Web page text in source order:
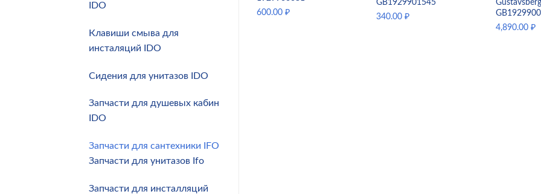
IDO
Клавиши смыва для
инсталяций IDO
Сидения для унитазов IDO
Запчасти для душевых кабин
IDO
Запчасти для сантехники IFO
Запчасти для унитазов Ifo
Запчасти для инсталляций
600.00₽
GB1929901545
340.00₽
4,890.00₽